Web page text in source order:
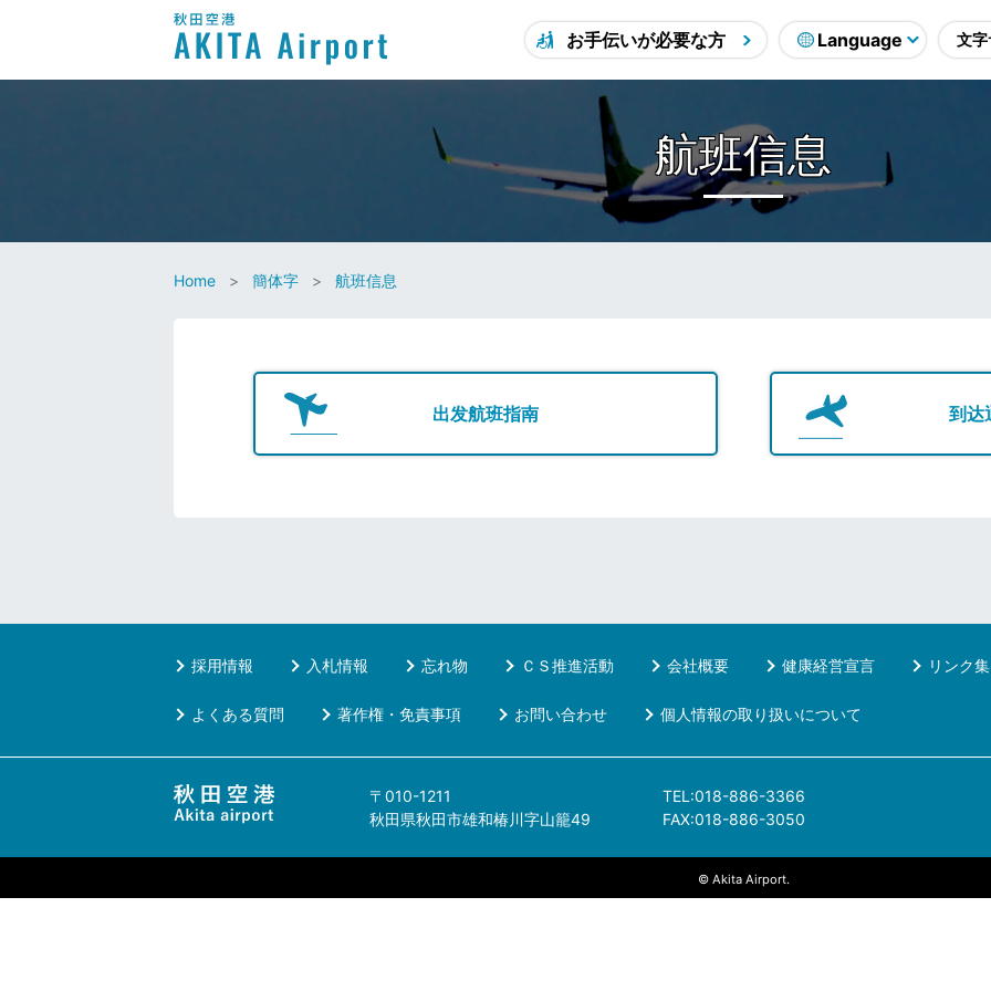
お手伝いが必要な方
航班信息
Home 簡体字 航班信息
出发航班指南 到达
採用情報 入札情報 忘れ物 ＣＳ推進活動 会社概要 健康経営宣言 リンク集
よくある質問 著作権・免責事項 お問い合わせ 個人情報の取り扱いについて
〒010-1211
秋田県秋田市雄和椿川字山籠49
TEL:018-886-3366
FAX:018-886-3050
© Akita Airport.